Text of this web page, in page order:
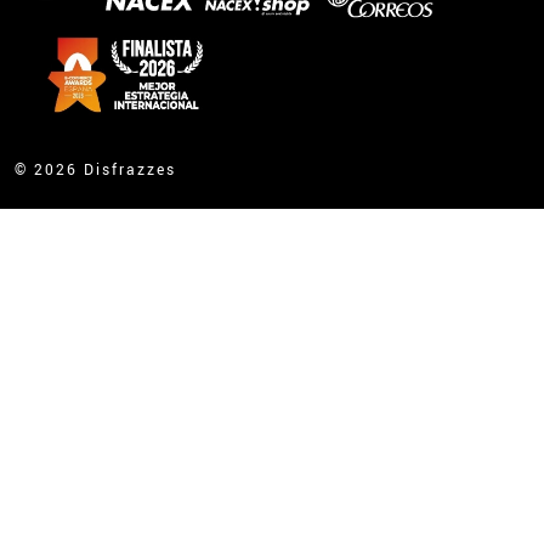
© 2026 Disfrazzes